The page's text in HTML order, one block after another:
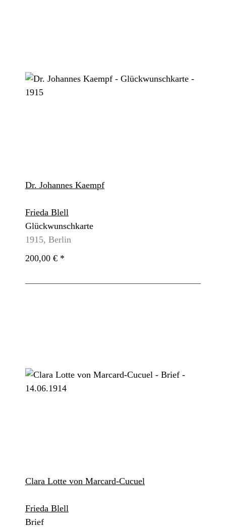
Dr. Johannes Kaempf
Frieda Blell
Glückwunschkarte
1915, Berlin
200,00 € *
Clara Lotte von Marcard-Cucuel
Frieda Blell
Brief